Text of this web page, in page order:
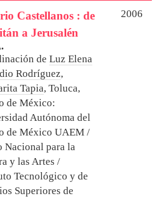
Castellanos : de
a Jerusalén
2006
de Luz Elena
Rodríguez,
Tapia, Toluca,
de México:
Autónoma del
de México UAEM /
Nacional para la
y las Artes /
Tecnológico y de
Superiores de